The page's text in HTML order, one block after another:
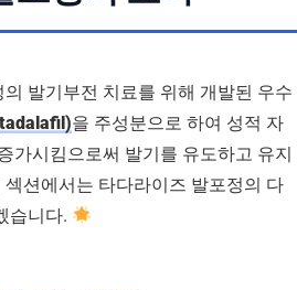
발기부전 치료를 위해 개발된 우수
을 주성분으로 하여 성적 자
가시킴으로써 발기를 유도하고 유지
션에서는 타다라이즈 발포정의 다
습니다.